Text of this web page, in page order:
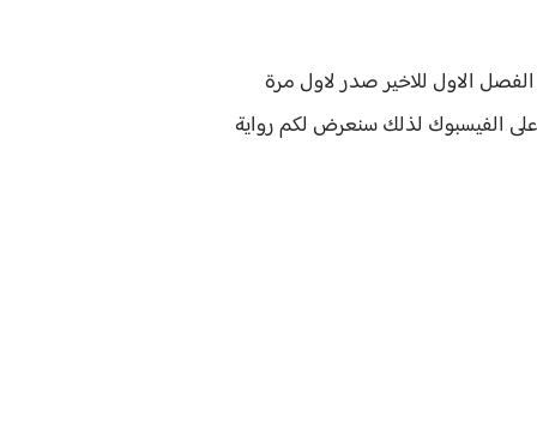
الاول للاخير صدر لاول مرة
الفيسبوك لذلك سنعرض لكمرواية